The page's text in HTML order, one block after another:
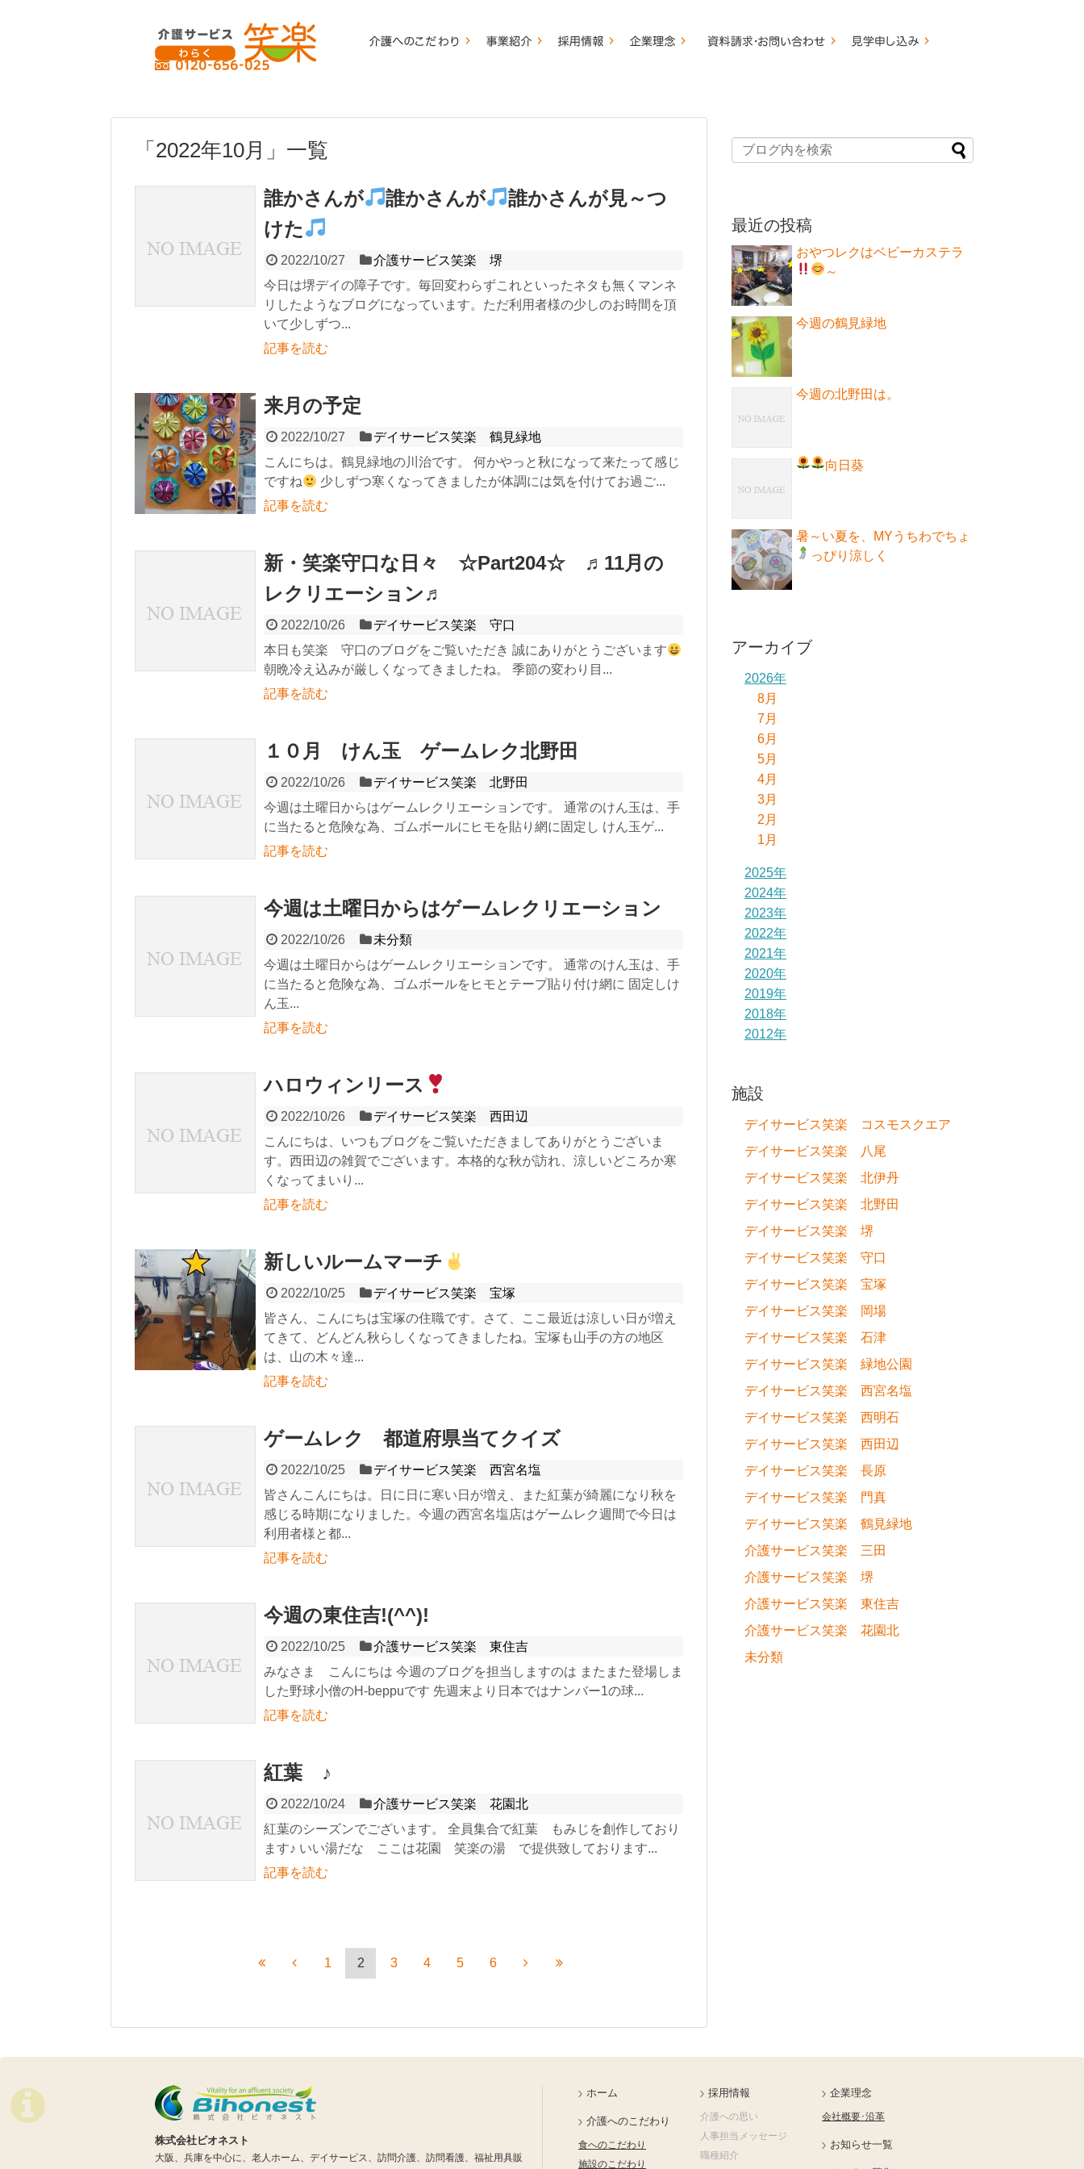
「 2022年10月 」 一覧
誰かさんが 誰かさんが
誰かさんが見～つ
けた
2022/10/27
介護サービス笑楽 堺
今日は堺デイの障子です。毎回変わらずこれといったネタも無くマンネ
リしたようなブログになっています。ただ利用者様の少しのお時間を頂
いて少しずつ...
記事を読む
来月の予定
2022/10/27
デイサービス笑楽 鶴見緑地
こんにちは。鶴見緑地の川治です。 何かやっと秋になって来たって感じ
ですね
少しずつ寒くなってきましたが体調には気を付けてお過ご...
記事を読む
新・笑楽守口な日々 ☆Part204☆ ♬11月の
レクリエーション♬
2022/10/26
デイサービス笑楽 守口
本日も笑楽 守口のブログをご覧いただき 誠にありがとうございます
朝晩冷え込みが厳しくなってきましたね。 季節の変わり目...
記事を読む
１０月 けん玉 ゲームレク北野田
2022/10/26
デイサービス笑楽 北野田
今週は土曜日からはゲームレクリエーションです。 通常のけん玉は、手
に当たると危険な為、ゴムボールにヒモを貼り網に固定し けん玉ゲ...
記事を読む
今週は土曜日からはゲームレクリエーション
2022/10/26
未分類
今週は土曜日からはゲームレクリエーションです。 通常のけん玉は、手
に当たると危険な為、ゴムボールをヒモとテープ貼り付け網に 固定しけ
ん玉...
記事を読む
ハロウィンリース
2022/10/26
デイサービス笑楽 西田辺
こんにちは、いつもブログをご覧いただきましてありがとうございま
す。西田辺の雑賀でございます。本格的な秋が訪れ、涼しいどころか寒
くなってまいり...
記事を読む
新しいルームマーチ
2022/10/25
デイサービス笑楽 宝塚
皆さん、こんにちは宝塚の住職です。さて、ここ最近は涼しい日が増え
てきて、どんどん秋らしくなってきましたね。宝塚も山手の方の地区
は、山の木々達...
記事を読む
ゲームレク 都道府県当てクイズ
2022/10/25
デイサービス笑楽 西宮名塩
皆さんこんにちは。日に日に寒い日が増え、また紅葉が綺麗になり秋を
感じる時期になりました。今週の西宮名塩店はゲームレク週間で今日は
利用者様と都...
記事を読む
今週の東住吉!(^^)!
2022/10/25
介護サービス笑楽 東住吉
みなさま こんにちは 今週のブログを担当しますのは またまた登場しま
した野球小僧のH-beppuです 先週末より日本ではナンバー1の球...
記事を読む
紅葉 ♪
2022/10/24
介護サービス笑楽 花園北
紅葉のシーズンでございます。 全員集合で紅葉 もみじを創作しており
ます♪ いい湯だな ここは花園 笑楽の湯 で提供致しております...
記事を読む
1 2 3 4 5 6
最近の投稿
おやつレクはベビーカステラ
～
今週の鶴見緑地
今週の北野田は。
向日葵
暑～い夏を、MYうちわでちょ
っぴり涼しく
アーカイブ
2026年
8月
7月
6月
5月
4月
3月
2月
1月
2025年
2024年
2023年
2022年
2021年
2020年
2019年
2018年
2012年
施設
デイサービス笑楽 コスモスクエア
デイサービス笑楽 八尾
デイサービス笑楽 北伊丹
デイサービス笑楽 北野田
デイサービス笑楽 堺
デイサービス笑楽 守口
デイサービス笑楽 宝塚
デイサービス笑楽 岡場
デイサービス笑楽 石津
デイサービス笑楽 緑地公園
デイサービス笑楽 西宮名塩
デイサービス笑楽 西明石
デイサービス笑楽 西田辺
デイサービス笑楽 長原
デイサービス笑楽 門真
デイサービス笑楽 鶴見緑地
介護サービス笑楽 三田
介護サービス笑楽 堺
介護サービス笑楽 東住吉
介護サービス笑楽 花園北
未分類
株式会社ビオネスト
大阪、兵庫を中心に、老人ホーム、デイサービス、訪問介護、訪問看護、福祉用具販
ホーム
介護へのこだわり
食へのこだわり
施設のこだわり
採用情報
介護への思い
人事担当メッセージ
職種紹介
企業理念
会社概要･沿革
お知らせ一覧